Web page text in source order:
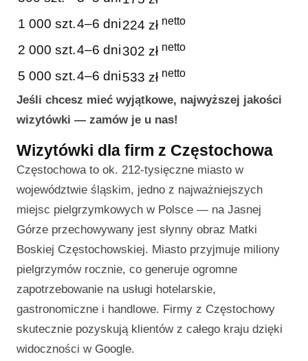
1 000 szt.4–6 dni224 zł netto
2 000 szt.4–6 dni302 zł netto
5 000 szt.4–6 dni533 zł netto
Jeśli chcesz mieć wyjątkowe, najwyższej jakości
wizytówki — zamów je u nas!
Wizytówki dla firm z Częstochowa
Częstochowa to ok. 212-tysięczne miasto w
województwie śląskim, jedno z najważniejszych
miejsc pielgrzymkowych w Polsce — na Jasnej
Górze przechowywany jest słynny obraz Matki
Boskiej Częstochowskiej. Miasto przyjmuje miliony
pielgrzymów rocznie, co generuje ogromne
zapotrzebowanie na usługi hotelarskie,
gastronomiczne i handlowe. Firmy z Częstochowy
skutecznie pozyskują klientów z całego kraju dzięki
widoczności w Google.